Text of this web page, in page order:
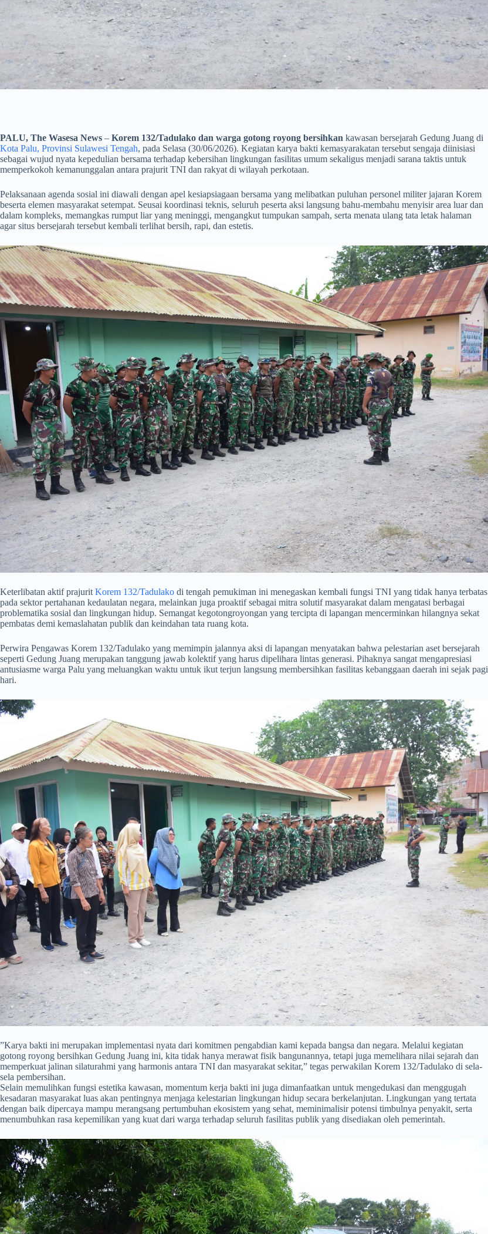
PALU, The Wasesa News – Korem 132/Tadulako dan warga gotong royong bersihkan kawasan bersejarah Gedung Juang di
Kota Palu, Provinsi Sulawesi Tengah, pada Selasa (30/06/2026). Kegiatan karya bakti kemasyarakatan tersebut sengaja diinisiasi
sebagai wujud nyata kepedulian bersama terhadap kebersihan lingkungan fasilitas umum sekaligus menjadi sarana taktis untuk
memperkokoh kemanunggalan antara prajurit TNI dan rakyat di wilayah perkotaan.
​Pelaksanaan agenda sosial ini diawali dengan apel kesiapsiagaan bersama yang melibatkan puluhan personel militer jajaran Korem
beserta elemen masyarakat setempat. Seusai koordinasi teknis, seluruh peserta aksi langsung bahu-membahu menyisir area luar dan
dalam kompleks, memangkas rumput liar yang meninggi, mengangkut tumpukan sampah, serta menata ulang tata letak halaman
agar situs bersejarah tersebut kembali terlihat bersih, rapi, dan estetis.
​Keterlibatan aktif prajurit Korem 132/Tadulako di tengah pemukiman ini menegaskan kembali fungsi TNI yang tidak hanya terbatas
pada sektor pertahanan kedaulatan negara, melainkan juga proaktif sebagai mitra solutif masyarakat dalam mengatasi berbagai
problematika sosial dan lingkungan hidup. Semangat kegotongroyongan yang tercipta di lapangan mencerminkan hilangnya sekat
pembatas demi kemaslahatan publik dan keindahan tata ruang kota.
​Perwira Pengawas Korem 132/Tadulako yang memimpin jalannya aksi di lapangan menyatakan bahwa pelestarian aset bersejarah
seperti Gedung Juang merupakan tanggung jawab kolektif yang harus dipelihara lintas generasi. Pihaknya sangat mengapresiasi
antusiasme warga Palu yang meluangkan waktu untuk ikut terjun langsung membersihkan fasilitas kebanggaan daerah ini sejak pagi
hari.
​”Karya bakti ini merupakan implementasi nyata dari komitmen pengabdian kami kepada bangsa dan negara. Melalui kegiatan
gotong royong bersihkan Gedung Juang ini, kita tidak hanya merawat fisik bangunannya, tetapi juga memelihara nilai sejarah dan
memperkuat jalinan silaturahmi yang harmonis antara TNI dan masyarakat sekitar,” tegas perwakilan Korem 132/Tadulako di sela-
sela pembersihan.
Selain memulihkan fungsi estetika kawasan, momentum kerja bakti ini juga dimanfaatkan untuk mengedukasi dan menggugah
kesadaran masyarakat luas akan pentingnya menjaga kelestarian lingkungan hidup secara berkelanjutan. Lingkungan yang tertata
dengan baik dipercaya mampu merangsang pertumbuhan ekosistem yang sehat, meminimalisir potensi timbulnya penyakit, serta
menumbuhkan rasa kepemilikan yang kuat dari warga terhadap seluruh fasilitas publik yang disediakan oleh pemerintah.